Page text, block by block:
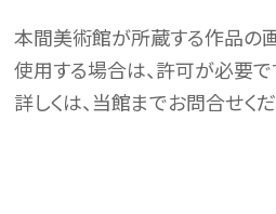
本間美術館が所蔵する作品の
使用する場合は、許可が必要で
詳しくは、当館までお問合せくだ